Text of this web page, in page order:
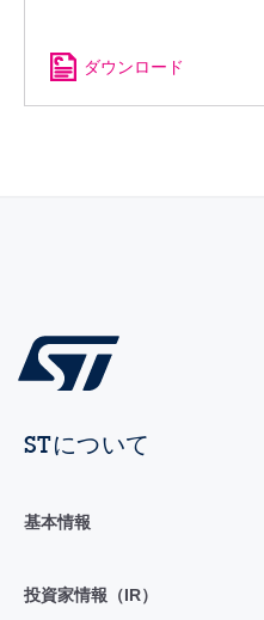
ダウンロード
STについて
基本情報
投資家情報（IR）